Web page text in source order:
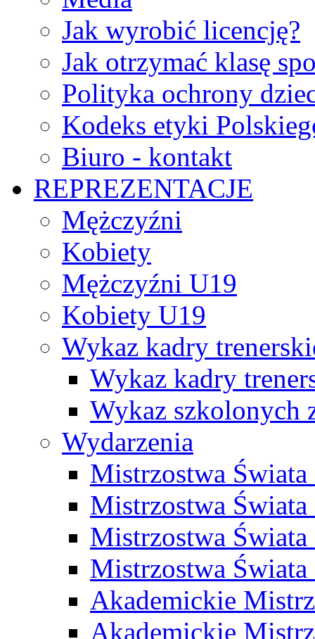
Jak wyrobić licencję?
Jak otrzymać klasę
Polityka ochrony
Kodeks etyki
Biuro - kontakt
REPREZENTACJE
Mężczyźni
Kobiety
Mężczyźni U19
Kobiety U19
Wykaz kadry
Wykaz kadry
Wykaz szkolonych
Wydarzenia
Mistrzostwa
Mistrzostwa
Mistrzostwa
Mistrzostwa
Akademickie
Akademickie